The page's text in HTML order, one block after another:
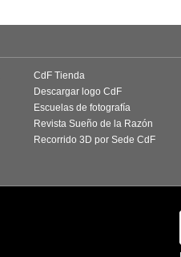
CdF Tienda
Descargar logo CdF
Escuelas de fotografía
Revista Sueño de la Razón
Recorrido 3D por Sede CdF